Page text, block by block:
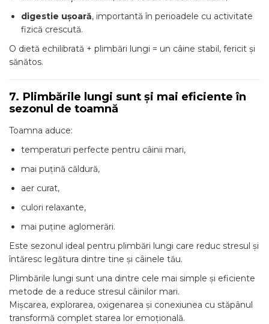
digestie ușoară, importantă în perioadele cu activitate
fizică crescută.
O dietă echilibrată + plimbări lungi = un câine stabil, fericit și
sănătos.
7. Plimbările lungi sunt și mai eficiente în
sezonul de toamnă
Toamna aduce:
temperaturi perfecte pentru câinii mari,
mai puțină căldură,
aer curat,
culori relaxante,
mai puține aglomerări.
Este sezonul ideal pentru plimbări lungi care reduc stresul și
întăresc legătura dintre tine și câinele tău.
Plimbările lungi sunt una dintre cele mai simple și eficiente
metode de a reduce stresul câinilor mari.
Mișcarea, explorarea, oxigenarea și conexiunea cu stăpânul
transformă complet starea lor emoțională.